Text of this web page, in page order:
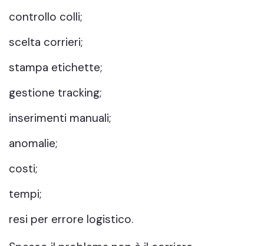
controllo colli;
scelta corrieri;
stampa etichette;
gestione tracking;
inserimenti manuali;
anomalie;
costi;
tempi;
resi per errore logistico.